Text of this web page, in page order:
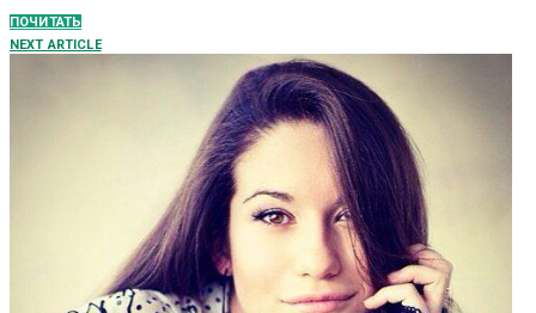
ПОЧИТАТЬ
NEXT ARTICLE